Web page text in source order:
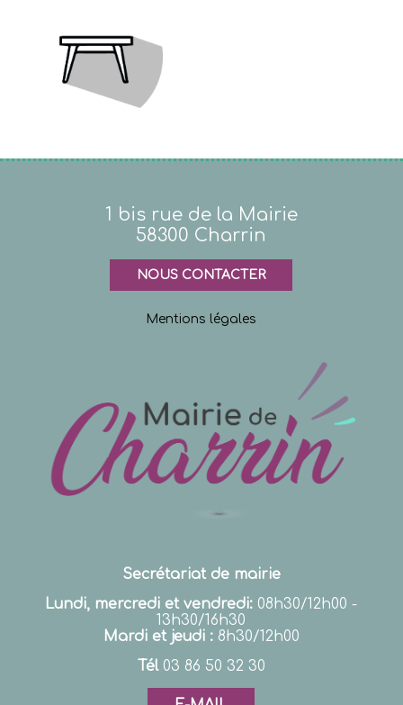
1 bis rue de la Mairie
58300 Charrin
NOUS CONTACTER
Mentions légales
Secrétariat de mairie
Lundi, mercredi et vendredi: 08h30/12h00 -
13h30/16h30
Mardi et jeudi : 8h30/12h00
Tél03 86 50 32 30